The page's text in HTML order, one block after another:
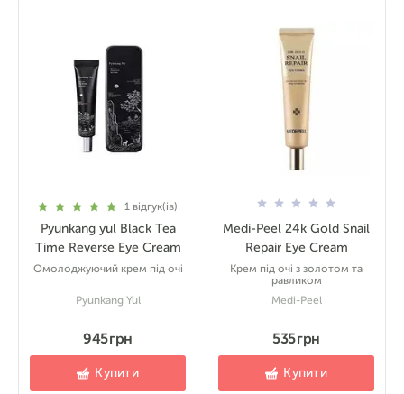
1 відгук(ів)
Pyunkang yul Black Tea
Time Reverse Eye Cream
Омолоджуючий крем під очі
Pyunkang Yul
945 грн
Купити
Medi-Peel 24k Gold Snail
Repair Eye Cream
Крем під очі з золотом та
равликом
Medi-Peel
535 грн
Купити